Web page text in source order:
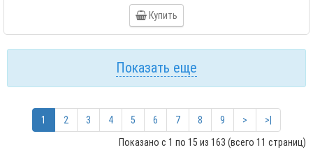
Купить
Показать еще
1 2 3 4 5 6 7 8 9 >
>|
Показано с 1 по 15 из 163 (всего 11 страниц)